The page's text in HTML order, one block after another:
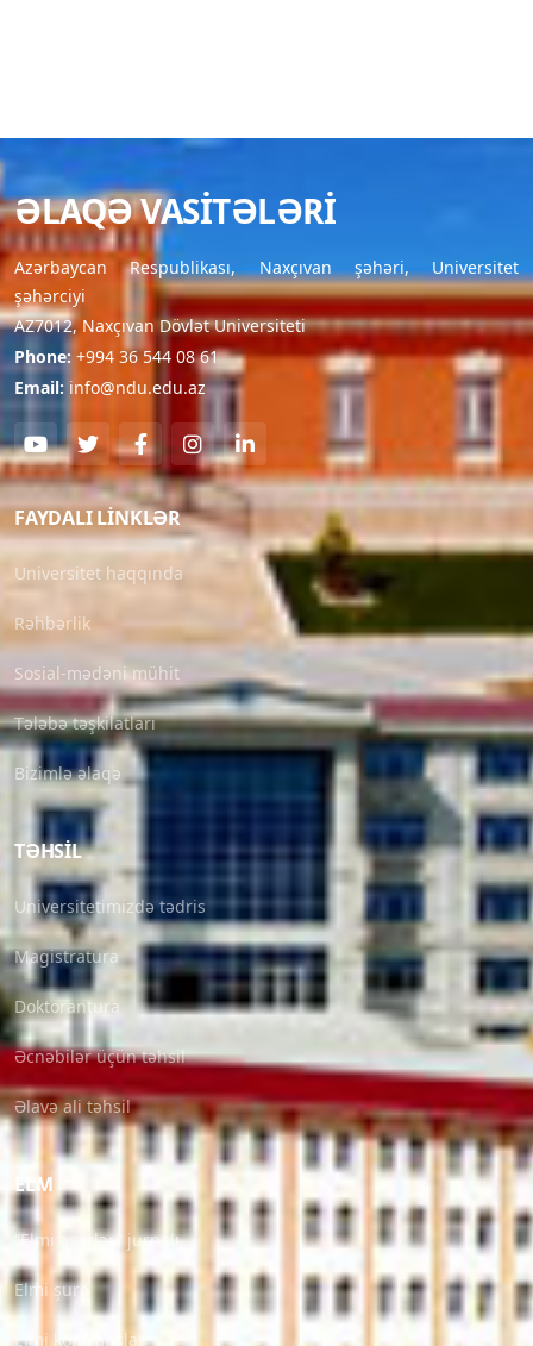
ƏLAQƏ VASITƏLƏRI
Azərbaycan Respublikası, Naxçıvan şəhəri, Universitet
şəhərciyi
AZ7012, Naxçıvan Dövlət Universiteti
Phone: +994 36 544 08 61
Email: info@ndu.edu.az
FAYDALI LINKLƏR
Universitet haqqında
Rəhbərlik
Sosial-mədəni mühit
Tələbə təşkilatları
Bizimlə əlaqə
TƏHSIL
Universitetimizdə tədris
Magistratura
Doktorantura
Əcnəbilər üçün təhsil
Əlavə ali təhsil
ELM
“Elmi əsərlər” jurnalı
Elmi şura
Elmi konfranslar